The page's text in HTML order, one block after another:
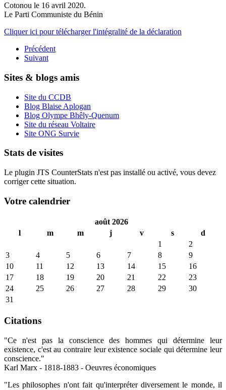
Cotonou le 16 avril 2020.
Le Parti Communiste du Bénin
Cliquer ici pour télécharger l'intégralité de la déclaration
Précédent
Suivant
Sites & blogs amis
Site du CCDB
Blog Blaise Aplogan
Blog Olympe Bhêly-Quenum
Site du réseau Voltaire
Site ONG Survie
Stats de visites
Le plugin JTS CounterStats n'est pas installé ou activé, vous devez
corriger cette situation.
Votre calendrier
août 2026
l
m m j v s
d
1
2
3
4 5 6 7 8
9
10
11 12 13 14 15
16
17
18 19 20 21 22
23
24
25 26 27 28 29
30
31
Citations
"Ce n'est pas la conscience des hommes qui détermine leur
existence, c'est au contraire leur existence sociale qui détermine leur
conscience."
Karl Marx - 1818-1883 - Oeuvres économiques
"Les philosophes n'ont fait qu'interpréter diversement le monde, il